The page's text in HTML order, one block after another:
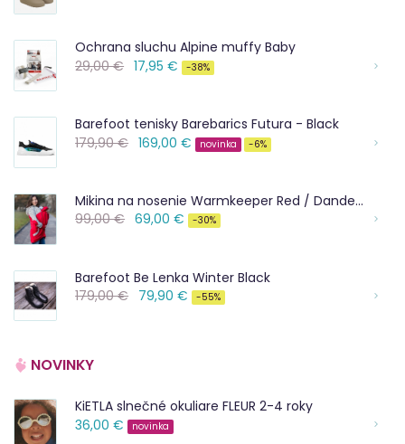
Ochrana sluchu Alpine muffy Baby
29,00 € 17,95 € -38%
Barefoot tenisky Barebarics Futura - Black
179,90 € 169,00 € novinka -6%
Mikina na nosenie Warmkeeper Red / Dandelios
99,00 € 69,00 € -30%
Barefoot Be Lenka Winter Black
179,00 € 79,90 € -55%
NOVINKY
KiETLA slnečné okuliare FLEUR 2-4 roky
36,00 €
novinka